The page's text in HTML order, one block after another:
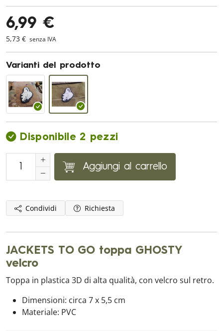
6,99 €
5,73 € senza IVA
Varianti del prodotto
Disponibile 2 pezzi
Aggiungi al carrello
Condividi Richiesta
JACKETS TO GO toppa GHOSTY
velcro
Toppa in plastica 3D di alta qualità, con velcro sul retro.
Dimensioni: circa 7 x 5,5 cm
Materiale: PVC